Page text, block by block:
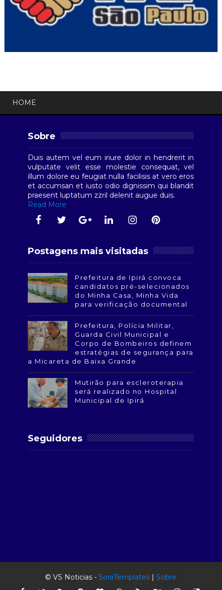
HOME
Sobre
Duis autem vel eum iriure dolor in hendrerit in
vulputate velit esse molestie consequat, vel
illum dolore eu feugiat nulla facilisis at vero eros
et accumsan et iusto odio dignissim qui blandit
praesent luptatum zzril delenit augue duis.
Read More
Postagens mais visitadas
Prefeitura de Ipirá convoca
candidatos pré-selecionados
do Minha Casa, Minha Vida
para verificação documental
Prefeitura, Polícia Militar,
Guarda Civil Municipal e
Corpo de Bombeiros definem
estratégias de segurança para
a Micareta de Baixa Grande
Mutirão para escleroterapia
será realizado no Hospital
Municipal de Ipirá
Seguidores
© VS Noticias -SoraTemplates |Sobre